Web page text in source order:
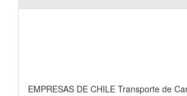
EMPRESAS DE CHILE Transporte de